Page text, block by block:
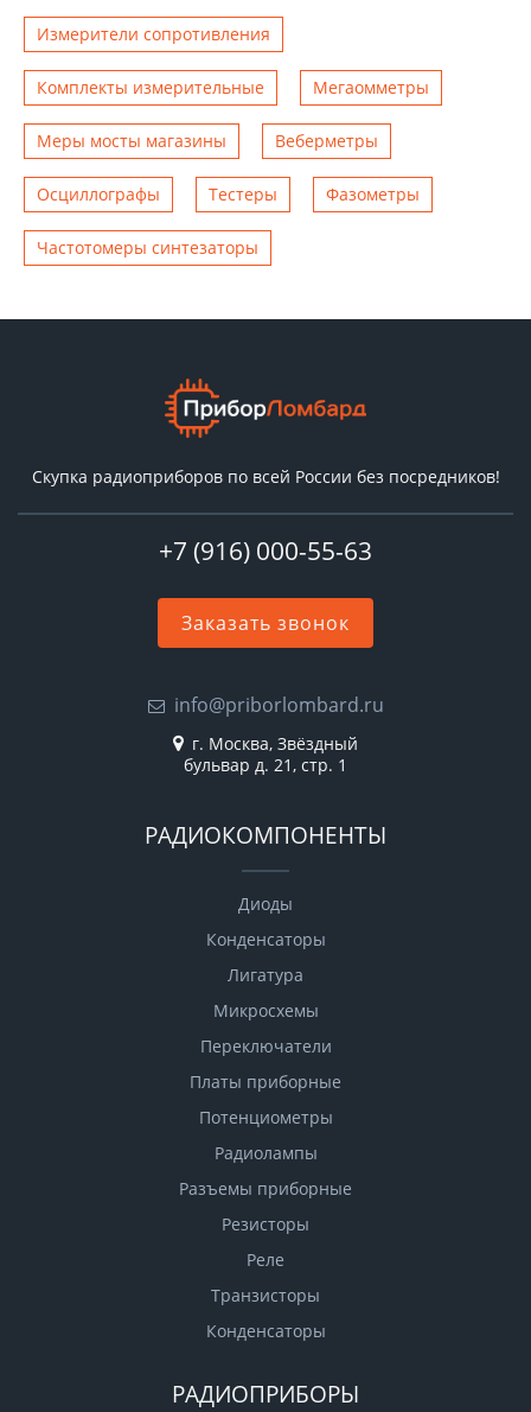
Измерители сопротивления
Комплекты измерительные Мегаомметры
Меры мосты магазины Веберметры
Осциллографы Тестеры Фазометры
Чаcтотомеры синтезаторы
Скупка радиоприборов по всей России без посредников!
+7 (916) 000-55-63
Заказать звонок
info@priborlombard.ru
г. Москва, Звёздный
бульвар д. 21, стр. 1
РАДИОКОМПОНЕНТЫ
Диоды
Конденсаторы
Лигатура
Микросхемы
Переключатели
Платы приборные
Потенциометры
Радиолампы
Разъемы приборные
Резисторы
Реле
Транзисторы
Конденсаторы
РАДИОПРИБОРЫ